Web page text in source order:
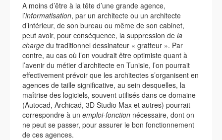
A moins d’être à la tête d’une grande agence,
l’informatisation, par un architecte ou un architecte
d’intérieur, de son bureau ou même de son cabinet,
peut avoir, pour conséquence, la suppression de la
charge du traditionnel dessinateur « gratteur ». Par
contre, au cas où l’on voudrait être optimiste quant à
l’avenir du métier d’architecte en Tunisie, l’on pourrait
effectivement prévoir que les architectes s’organisent en
agences de taille significative, au sein desquelles, la
maîtrise des logiciels, souvent utilisés dans ce domaine
(Autocad, Archicad, 3D Studio Max et autres) pourrait
correspondre à un emploi-fonction nécessaire, dont on
ne peut se passer, pour assurer le bon fonctionnement
de ces agences.